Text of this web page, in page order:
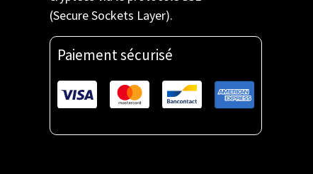
(Secure Sockets Layer).
Paiement sécurisé